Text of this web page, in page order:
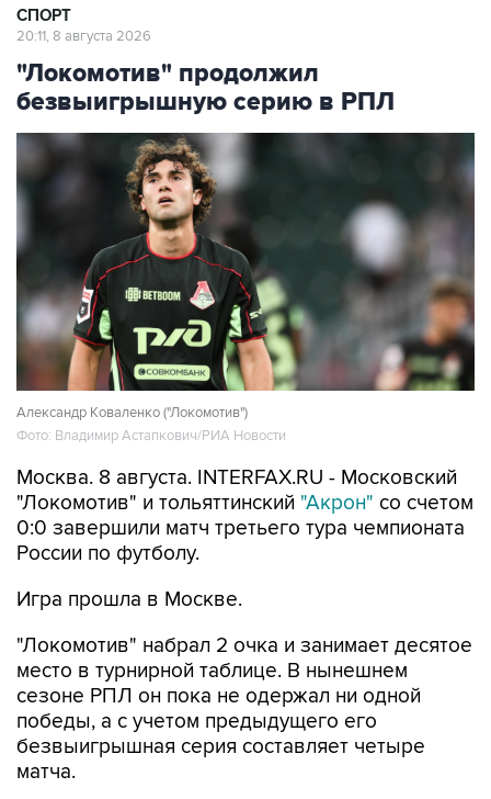
СПОРТ
20:11, 8 августа 2026
"Локомотив" продолжил
безвыигрышную серию в РПЛ
Александр Коваленко ("Локомотив")
Фото: Владимир Астапкович/РИА Новости
Москва. 8 августа. INTERFAX.RU - Московский
"Локомотив" и тольяттинский "Акрон" со счетом
0:0 завершили матч третьего тура чемпионата
России по футболу.
Игра прошла в Москве.
"Локомотив" набрал 2 очка и занимает десятое
место в турнирной таблице. В нынешнем
сезоне РПЛ он пока не одержал ни одной
победы, а с учетом предыдущего его
безвыигрышная серия составляет четыре
матча.